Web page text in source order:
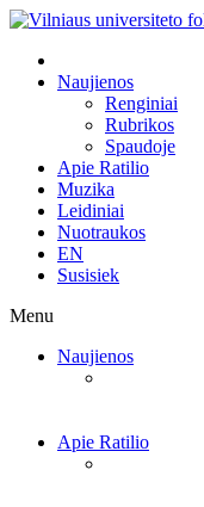
Naujienos
Renginiai
Rubrikos
Spaudoje
Apie Ratilio
Muzika
Leidiniai
Nuotraukos
EN
Susisiek
Menu
Naujienos
Apie Ratilio